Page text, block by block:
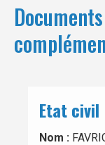
Etat civil
Nom :